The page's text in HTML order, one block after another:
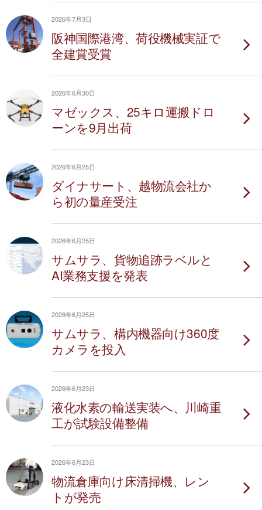
2026年7月3日
阪神国際港湾、荷役機械実証で
全建賞受賞
2026年6月30日
マゼックス、25キロ運搬ドロ
ーンを9月出荷
2026年6月25日
ダイナサート、越物流会社か
ら初の量産受注
2026年6月25日
サムサラ、貨物追跡ラベルと
AI業務支援を発表
2026年6月25日
サムサラ、構内機器向け360度
カメラを投入
2026年6月23日
液化水素の輸送実装へ、川崎重
工が試験設備整備
2026年6月23日
物流倉庫向け床清掃機、レン
トが発売